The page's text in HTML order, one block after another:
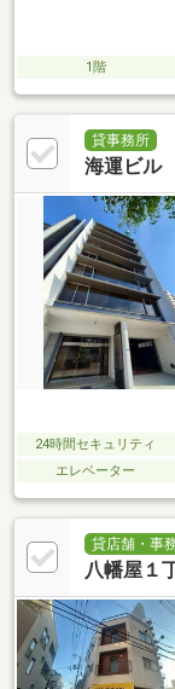
1階
貸事務所
海運ビル
24時間セキュリティ
エレベーター
貸店舗・事
八幡屋１